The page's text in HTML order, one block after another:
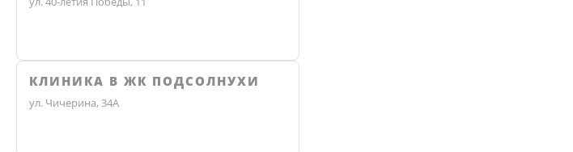
КЛИНИКА В ЖК ПОДСОЛНУХИ
ул. Чичерина, 34А